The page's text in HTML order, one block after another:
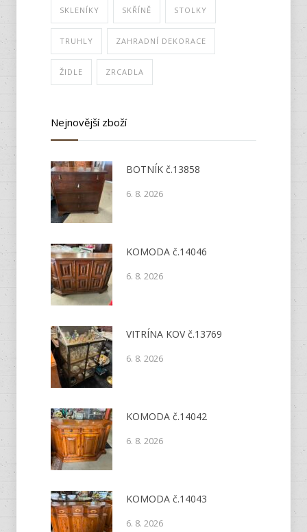
SKLENÍKY SKŘÍNĚ STOLKY
TRUHLY ZAHRADNÍ DEKORACE
ŽIDLE ZRCADLA
Nejnovější zboží
BOTNÍK č.13858
6. 8. 2026
KOMODA č.14046
6. 8. 2026
VITRÍNA KOV č.13769
6. 8. 2026
KOMODA č.14042
6. 8. 2026
KOMODA č.14043
6. 8. 2026